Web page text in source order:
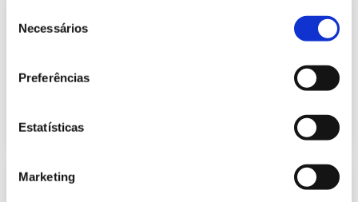
Necessários
Preferências
Estatísticas
Marketing
Elétrica de fevereiro de 2025